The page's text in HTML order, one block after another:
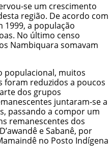
se um crescimento
região. De acordo com
1999, a população
No último censo
Nambiquara somavam
populacional, muitos
reduzidos a poucos
dos grupos
juntaram-se a
passando a compor um
remanescentes dos
e Sabanê, por
no Posto Indígena